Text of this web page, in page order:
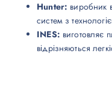
Hunter: виробник
систем з
INES: виготовляє
відрізняються